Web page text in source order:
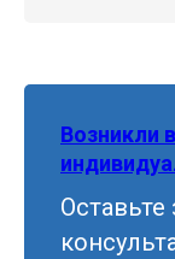
Возникли
Оставьте